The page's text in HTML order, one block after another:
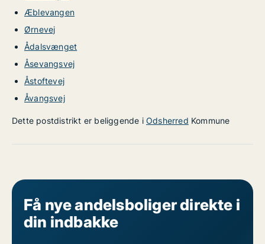
Æblevangen
Ørnevej
Ådalsvænget
Åsevangsvej
Åstoftevej
Åvangsvej
Dette postdistrikt er beliggende i Odsherred Kommune
Få nye andelsboliger direkte i
din indbakke